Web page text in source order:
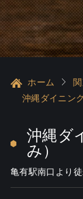
ホーム
沖縄ダイニン
沖縄ダ
み）
亀有駅南口より